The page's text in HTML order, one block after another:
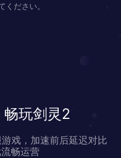
ください。
玩剑灵2
戏，加速前后延迟对比
畅运营